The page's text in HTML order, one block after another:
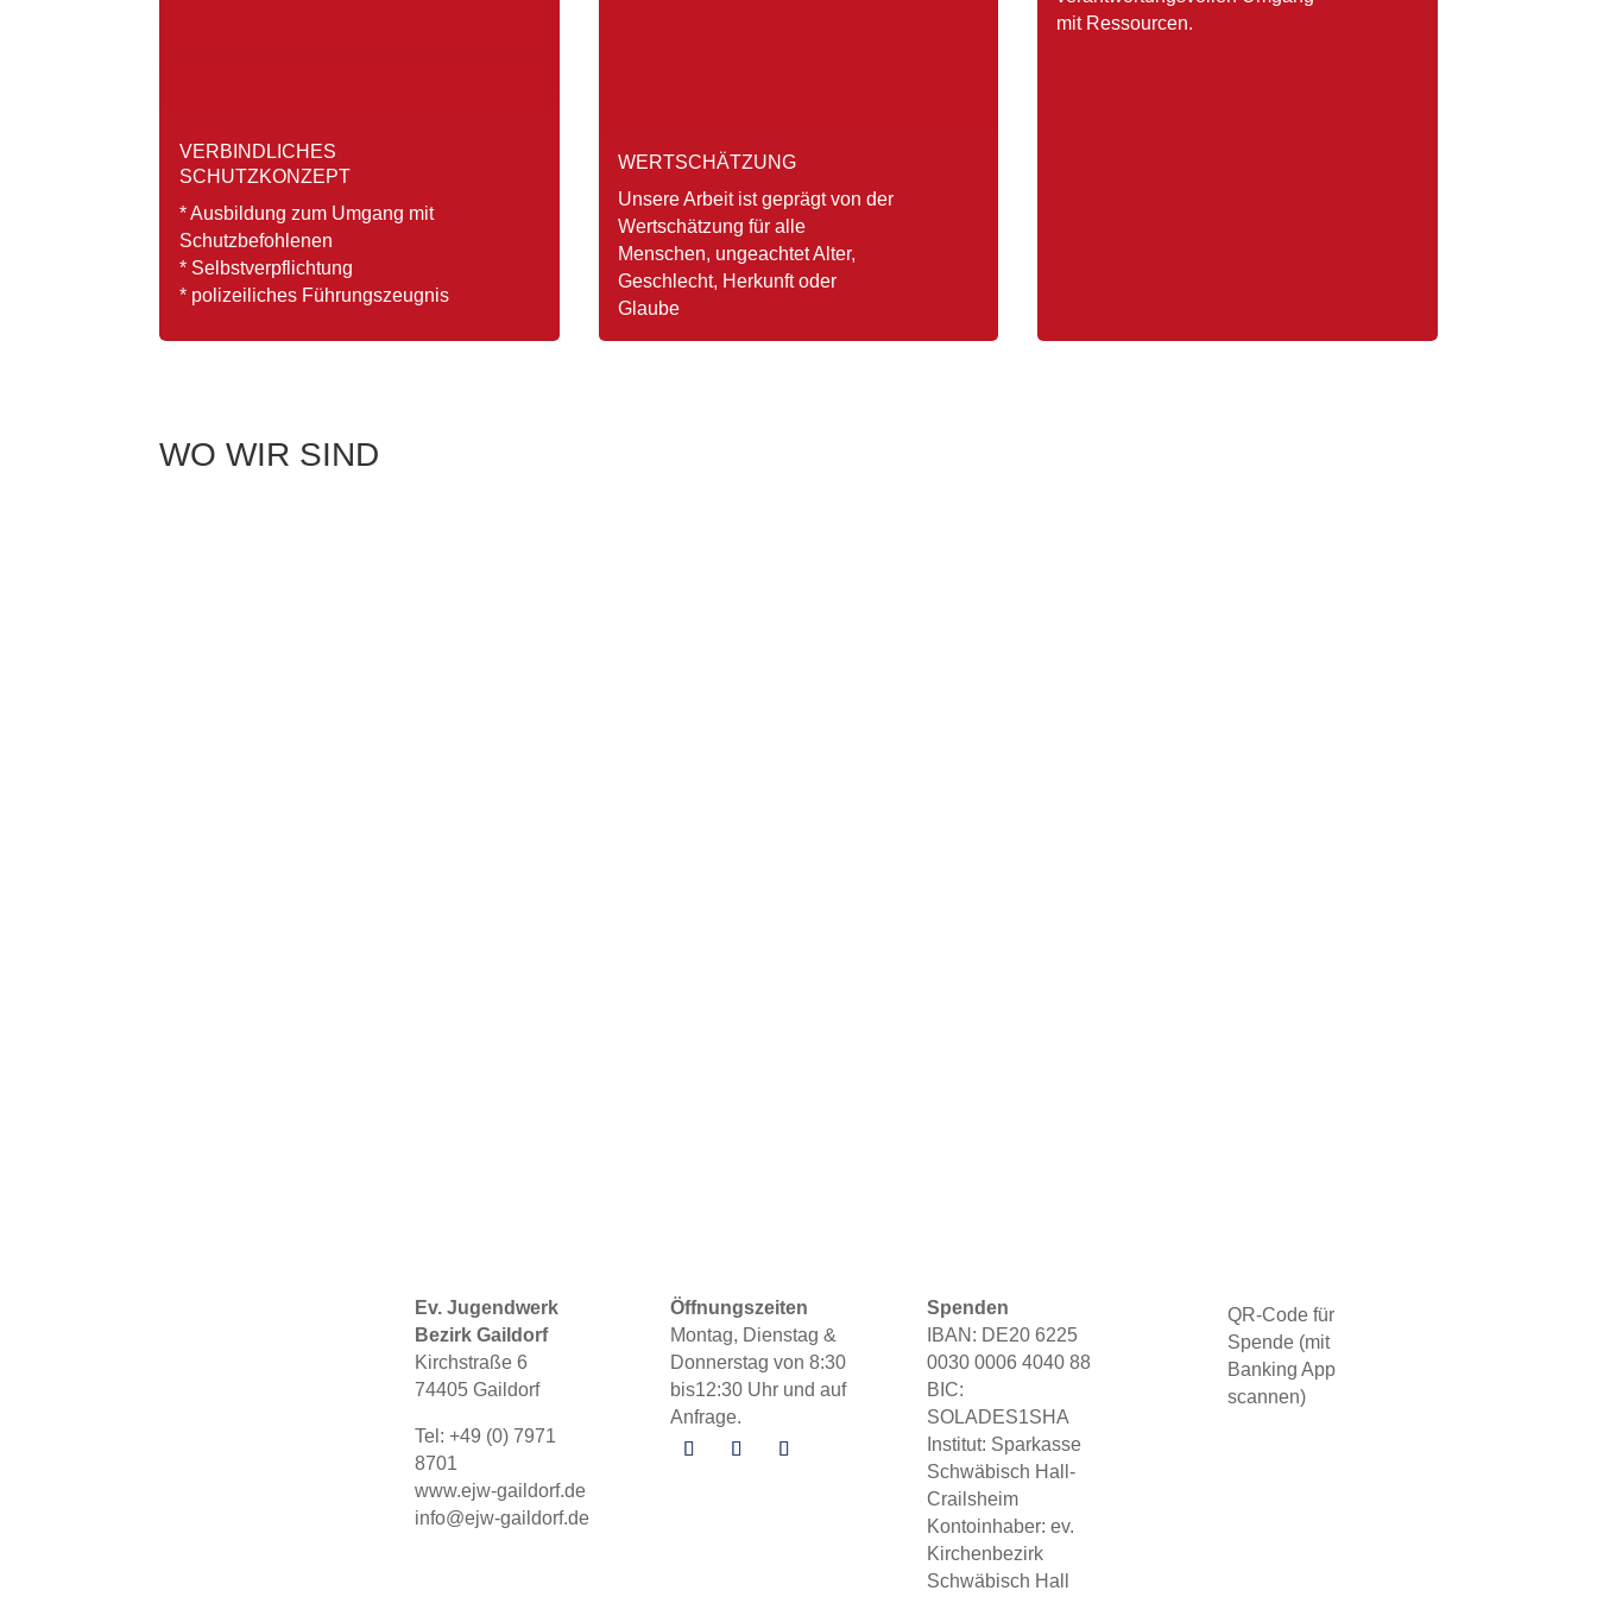
VERBINDLICHES
SCHUTZKONZEPT
* Ausbildung zum Umgang mit
Schutzbefohlenen
* Selbstverpflichtung
* polizeiliches Führungszeugnis
WERTSCHÄTZUNG
Unsere Arbeit ist geprägt von der
Wertschätzung für alle
Menschen, ungeachtet Alter,
Geschlecht, Herkunft oder
Glaube
mit Ressourcen.
WO WIR SIND
Ev. Jugendwerk
Bezirk Gaildorf
Kirchstraße 6
74405 Gaildorf
Tel: +49 (0) 7971
8701
www.ejw-gaildorf.de
info@ejw-gaildorf.de
Öffnungszeiten
Montag, Dienstag &
Donnerstag von 8:30
bis12:30 Uhr und auf
Anfrage.
Spenden
IBAN: DE20 6225
0030 0006 4040 88
BIC:
SOLADES1SHA
Institut: Sparkasse
Schwäbisch Hall-
Crailsheim
Kontoinhaber: ev.
Kirchenbezirk
Schwäbisch Hall
QR-Code für
Spende (mit
Banking App
scannen)